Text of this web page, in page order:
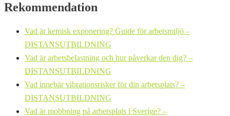
Rekommendation
Vad är kemisk exponering? Guide för arbetsmiljö –
DISTANSUTBILDNING
Vad är arbetsbelastning och hur påverkar den dig? –
DISTANSUTBILDNING
Vad innebär vibrationsrisker för din arbetsplats? –
DISTANSUTBILDNING
Vad är mobbning på arbetsplats i Sverige? –